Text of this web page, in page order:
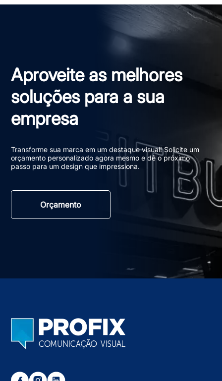
Aproveite as melhores
soluções para a sua
empresa
Transforme sua marca em um destaque visual! Solicite um
orçamento personalizado agora mesmo e dê o próximo
passo para um design que impressiona.
Orçamento